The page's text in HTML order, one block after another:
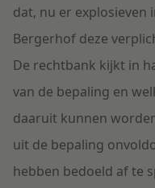
dat, nu er explosieven
Bergerhof deze
De rechtbank kijkt in
van de bepaling en
daaruit kunnen
uit de bepaling
hebben bedoeld af te